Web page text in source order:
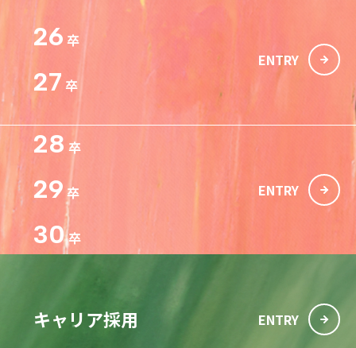
26 卒
27 卒
ENTRY
28 卒
29 卒
30卒
ENTRY
キャリア採用 ENTRY